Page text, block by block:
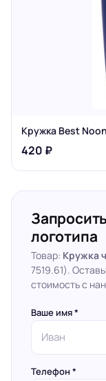
Кружка Best
420 ₽
логотипа
Товар: Кружка
7519.61).
стоимость с
Ваше имя *
Телефон *